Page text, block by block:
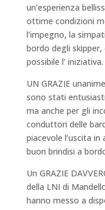
un’esperienza
ottime condizioni
l’impegno, la
bordo degli
possibile l’ iniziativa.
UN GRAZIE
sono stati
ma anche per gli
conduttori delle
piacevole l’uscita
buon brindisi a
Un GRAZIE
della LNI di
hanno messo a